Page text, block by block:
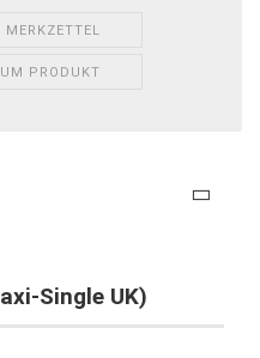
PRODUKT
Single UK)